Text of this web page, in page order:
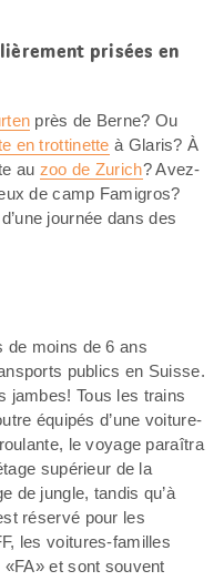
prisées en
près de Berne? Ou
en trottinette à Glaris? À
au zoo de Zurich? Avez-
de camp Famigros?
journée dans des
de moins de 6 ans
publics en Suisse.
jambes! Tous les trains
équipés d’une voiture-
le voyage paraîtra
supérieur de la
de jungle, tandis qu’à
réservé pour les
les voitures-familles
et sont souvent